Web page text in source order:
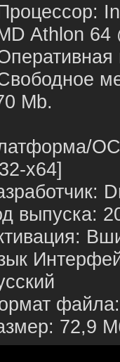
Athlon 64
Mb.
x64]
выпуска:
72,9